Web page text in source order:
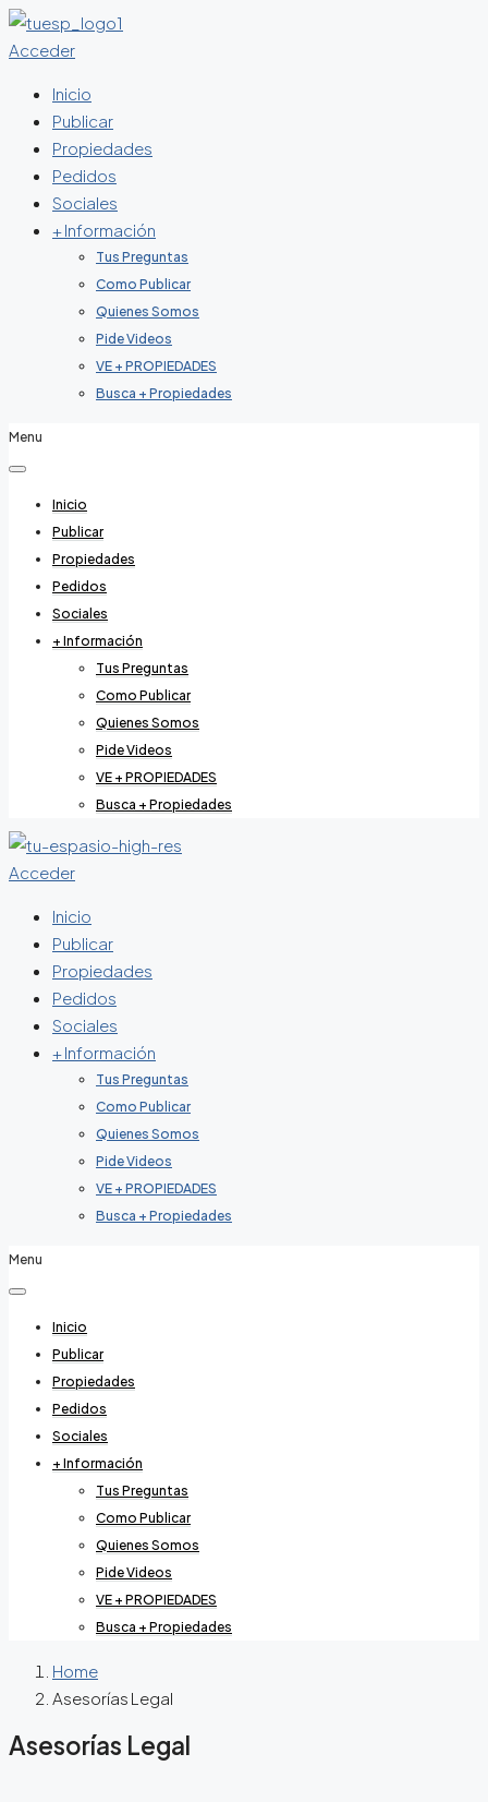
Acceder
Inicio
Publicar
Propiedades
Pedidos
Sociales
+ Información
Tus Preguntas
Como Publicar
Quienes Somos
Pide Videos
VE + PROPIEDADES
Busca + Propiedades
Menu
Inicio
Publicar
Propiedades
Pedidos
Sociales
+ Información
Tus Preguntas
Como Publicar
Quienes Somos
Pide Videos
VE + PROPIEDADES
Busca + Propiedades
Acceder
Inicio
Publicar
Propiedades
Pedidos
Sociales
+ Información
Tus Preguntas
Como Publicar
Quienes Somos
Pide Videos
VE + PROPIEDADES
Busca + Propiedades
Menu
Inicio
Publicar
Propiedades
Pedidos
Sociales
+ Información
Tus Preguntas
Como Publicar
Quienes Somos
Pide Videos
VE + PROPIEDADES
Busca + Propiedades
Home
Asesorías Legal
Asesorías Legal